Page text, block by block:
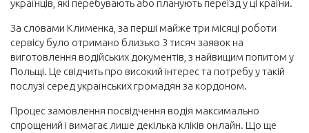
українців, які перебувають або планують переїзд у ці країни.
За словами Клименка, за перші майже три місяці роботи
сервісу було отримано близько 3 тисяч заявок на
виготовлення водійських документів, з найвищим попитом у
Польщі. Це свідчить про високий інтерес та потребу у такій
послузі серед українських громадян за кордоном.
Процес замовлення посвідчення водія максимально
спрощений і вимагає лише декілька кліків онлайн. Що ще